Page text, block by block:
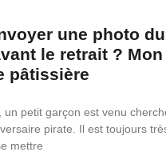
une photo du
le retrait ? Mon
pâtissière
un petit garçon est venu
pirate. Il est toujours
mettre